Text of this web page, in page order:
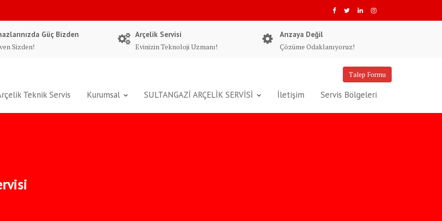
Güç Bizden
Sizden!
Arçelik Servisi
Evinizin Teknoloji Uzmanı!
Arızaya Değil
Çözüme Odaklanıyoruz!
Talep Formu
Teknik Servis Kurumsal SULTANGAZİ ARÇELİK SERVİSİ İletişim Servis Bölgeleri